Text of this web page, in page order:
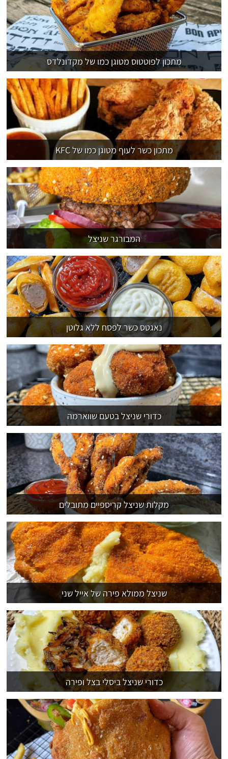
מתכון לפוטטוס מטוגן כמו של מקדונלדס
מתכון כשר לעוף מטוגן כמו של KFC
המבורגר שניצל
נאגטס כשר לפסח ללא גלוטן
כדורי שניצל בטעם שווארמה
מקלות שניצל קריספיים מתובלים
שניצל ממולא פירה של אייל שני
כדורי שניצל ביסלי בצל ופירה